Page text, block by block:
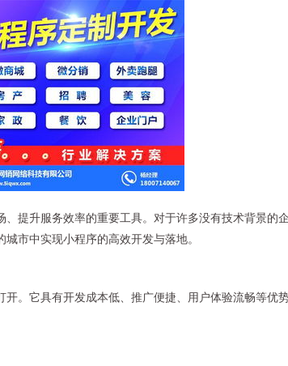
提升服务效率的重要工具。对于许多没有技术背景的
市中实现小程序的高效开发与落地。
。它具有开发成本低、推广便捷、用户体验流畅等优